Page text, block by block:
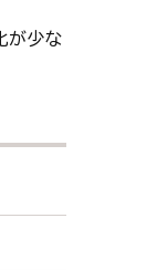
が少な